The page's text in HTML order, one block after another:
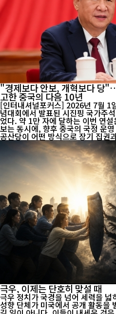
"경제보다 안보, 개혁보다 당
고한 중국의 다음 10년
[인터내셔널포커스] 2026년 7월 1
념대회에서 발표된 시진핑 국가주
었다. 약 1만 자에 달하는 이번 연
보는 동시에, 향후 중국의 국정 운
공산당이 어떤 방식으로 장기 집권
극우, 이제는 단호히 맞설 때
극우 정치가 국경을 넘어 세력을
성향 단체가 미국에서 공개 활동을